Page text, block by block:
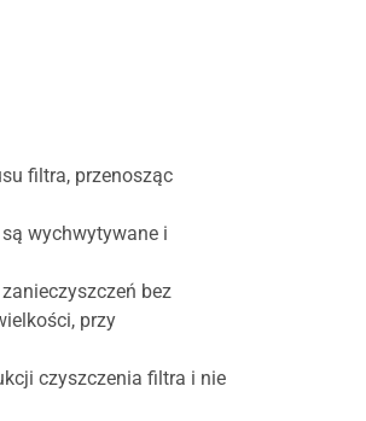
filtra, przenosząc
wychwytywane i
bez
przy
czyszczenia filtra i nie